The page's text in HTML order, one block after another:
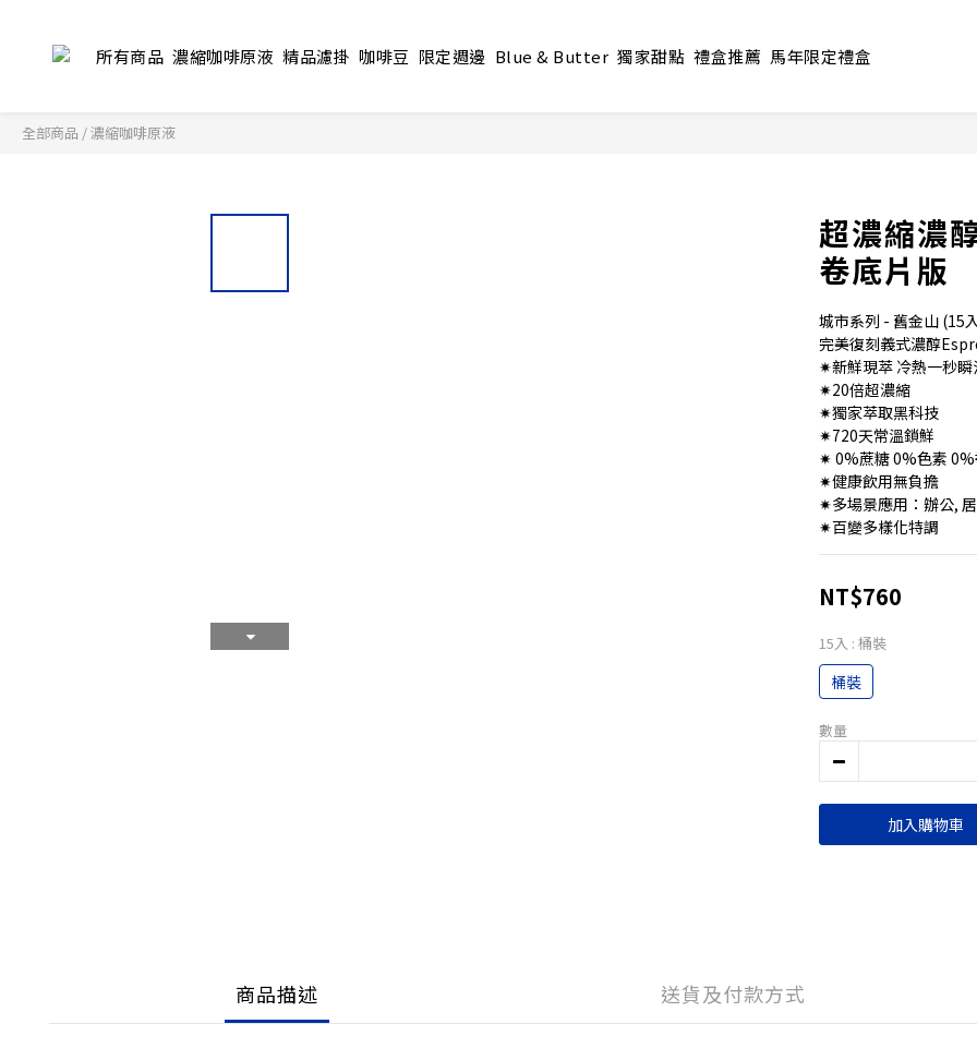
所有商品 濃縮咖啡原液 精品濾掛 咖啡豆 限定週邊 Blue & Butter 獨家甜點 禮盒推薦 馬年限定禮盒
全部商品 /濃縮咖啡原液
超濃縮濃
卷底片版
城市系列 - 舊金山 (15
完美復刻義式濃醇
✷新鮮現萃 冷熱一秒瞬
✷20倍超濃縮
✷獨家萃取黑科技
✷720天常溫鎖鮮
✷ 0%蔗糖 0%色素
✷健康飲用無負擔
✷多場景應用：辦公,
✷百變多樣化特調
NT$760
15入 : 桶裝
桶裝
數量
加入購物車
商品描述 送貨及付款方式